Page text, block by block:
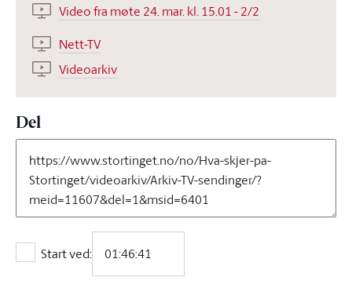
Video fra møte 24. mar. kl. 15.01 - 2/2
Nett-TV
Videoarkiv
Del
Start ved:
Start ved: